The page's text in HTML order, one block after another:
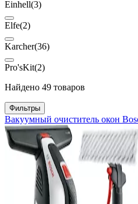
Einhell(3)
Elfe(2)
Karcher(36)
Pro'sKit(2)
Найдено 49 товаров
Фильтры
Вакуумный очиститель окон